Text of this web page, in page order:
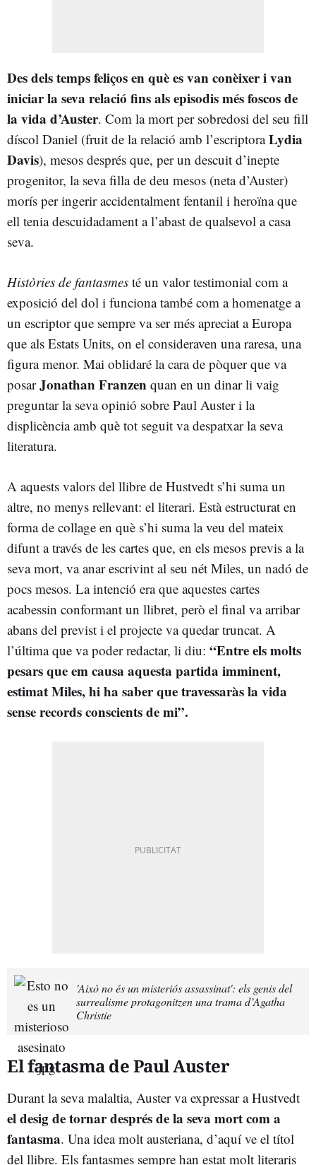
Des dels temps feliços en què es van conèixer i van
iniciar la seva relació fins als episodis més foscos de
la vida d’Auster. Com la mort per sobredosi del seu fill
díscol Daniel (fruit de la relació amb l’escriptoraLydia
Davis), mesos després que, per un descuit d’inepte
progenitor, la seva filla de deu mesos (neta d’Auster)
morís per ingerir accidentalment fentanil i heroïna que
ell tenia descuidadament a l’abast de qualsevol a casa
seva.
Històries de fantasmes té un valor testimonial com a
exposició del dol i funciona també com a homenatge a
un escriptor que sempre va ser més apreciat a Europa
que als Estats Units, on el consideraven una raresa, una
figura menor. Mai oblidaré la cara de pòquer que va
posarJonathan Franzen quan en un dinar li vaig
preguntar la seva opinió sobre Paul Auster i la
displicència amb què tot seguit va despatxar la seva
literatura.
A aquests valors del llibre de Hustvedt s’hi suma un
altre, no menys rellevant: el literari. Està estructurat en
forma de collage en què s’hi suma la veu del mateix
difunt a través de les cartes que, en els mesos previs a la
seva mort, va anar escrivint al seu nét Miles, un nadó de
pocs mesos. La intenció era que aquestes cartes
acabessin conformant un llibret, però el final va arribar
abans del previst i el projecte va quedar truncat. A
l’última que va poder redactar, li diu: “Entre els molts
pesars que em causa aquesta partida imminent,
estimat Miles, hi ha saber que travessaràs la vida
sense records conscients de mi”.
'Això no és un misteriós assassinat': els genis del
surrealisme protagonitzen una trama d’Agatha
Christie
El fantasma de Paul Auster
Durant la seva malaltia, Auster va expressar a Hustvedt
el desig de tornar després de la seva mort com a
fantasma. Una idea molt austeriana, d’aquí ve el títol
del llibre. Els fantasmes sempre han estat molt literaris